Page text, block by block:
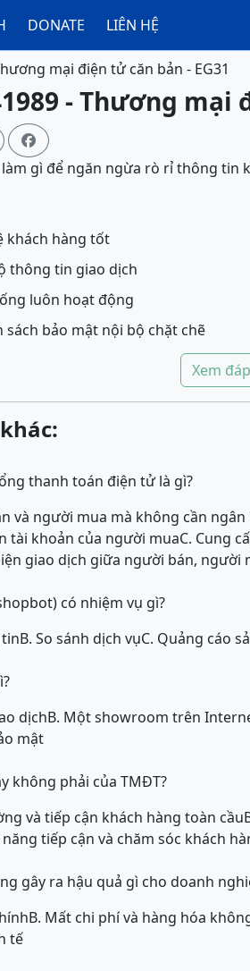
DONATE LIÊN HỆ
mại điện tử căn bản - EG31
- Thương mại

gì để ngăn ngừa rò rỉ thông tin
khách hàng tốt
thông tin giao dịch
luôn hoạt động
sách bảo mật nội bộ chặt chẽ
Xem
thanh toán điện tử là gì?
và người mua mà không cần ngân
tài khoản của người muaC. Cung
giao dịch giữa người bán, người
có nhiệm vụ gì?
B. So sánh dịch vụC. Quảng cáo
dịchB. Một showroom trên
mật
không phải của TMĐT?
và tiếp cận khách hàng toàn cầu
tiếp cận và chăm sóc khách
gây ra hậu quả gì cho doanh
B. Mất chi phí và hàng hóa
tế